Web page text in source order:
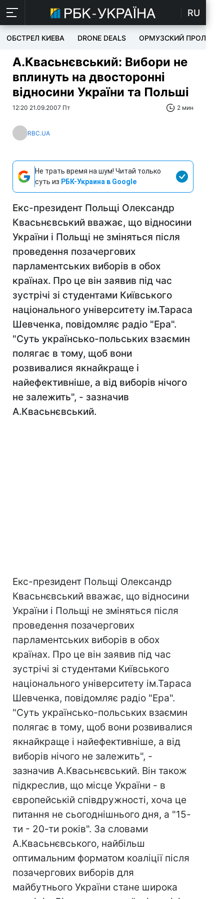
RU
ОБСТРЕЛ КИЕВА DRONE DEALS ОРМУЗСКИЙ ПРОЛИВ
А.Квасьнєвський: Вибори не
вплинуть на двосторонні
відносини України та Польші
12:20 21.09.2007 Пт 2 мин
RBC.UA
Не трать время на шум! Читай только
суть из РБК-Украина в Google
Екс-президент Польщі Олександр
Квасьнєвський вважає, що відносини
України і Польщі не зміняться після
проведення позачергових
парламентських виборів в обох
країнах. Про це він заявив під час
зустрічі зі студентами Київського
національного університету ім.Тараса
Шевченка, повідомляє радіо "Ера".
"Суть українсько-польських взаємин
полягає в тому, щоб вони
розвивалися якнайкраще і
найефективніше, а від виборів нічого
не залежить", - зазначив
А.Квасьнєвський.
Екс-президент Польщі Олександр
Квасьнєвський вважає, що відносини
України і Польщі не зміняться після
проведення позачергових
парламентських виборів в обох
країнах. Про це він заявив під час
зустрічі зі студентами Київського
національного університету ім.Тараса
Шевченка, повідомляє радіо "Ера".
"Суть українсько-польських взаємин
полягає в тому, щоб вони розвивалися
якнайкраще і найефективніше, а від
виборів нічого не залежить", -
зазначив А.Квасьнєвський. Він також
підкреслив, що місце України - в
європейській співдружності, хоча це
питання не сьогоднішнього дня, а "15-
ти - 20-ти років". За словами
А.Квасьнєвського, найбільш
оптимальним форматом коаліції після
позачергових виборів для
майбутнього України стане широка